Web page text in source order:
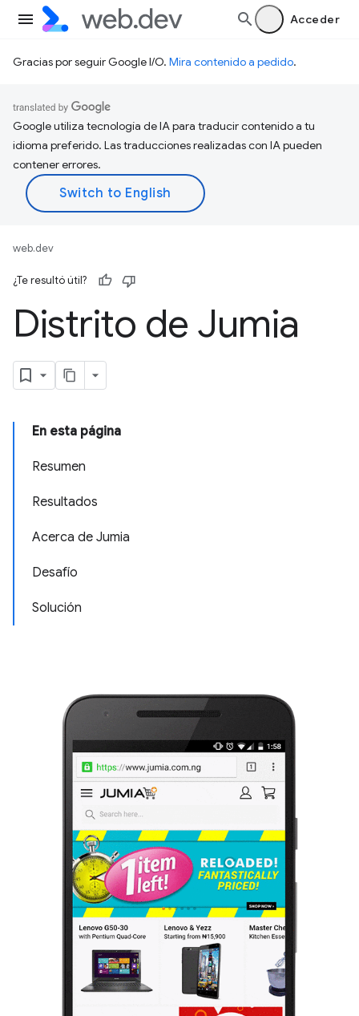
Acceder
Gracias por seguir Google I/O. Mira contenido a pedido.
Google utiliza tecnología de IA para traducir contenido a tu
idioma preferido. Las traducciones realizadas con IA pueden
contener errores.
web.dev
¿Te resultó útil?
Distrito de Jumia
En esta página
Resumen
Resultados
Acerca de Jumia
Desafío
Solución